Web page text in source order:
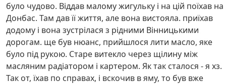
було чудово. Віддав малому жигульку і на цій поїхав на
Донбас. Там дав її життя, але вона вистояла. приїхав
додому і вона зустрілася з рідними Вінницькими
дорогам. ще був нюанс, прийшлося лити масло, яке
було під рукою. Старе витекло через щілину між
масляним радіатором і картером. Як так сталося - я хз.
Так от, їхав по справах, і вскочив в яму, то був вже